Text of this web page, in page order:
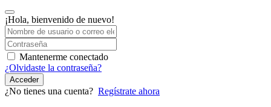
¡Hola, bienvenido de nuevo!
Mantenerme conectado
¿Olvidaste la contraseña?
Acceder
¿No tienes una cuenta? Regístrate ahora